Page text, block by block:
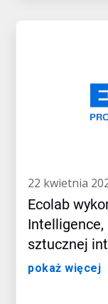
22 kwietnia
Ecolab
Intelligence,
sztucznej
pokaż więcej